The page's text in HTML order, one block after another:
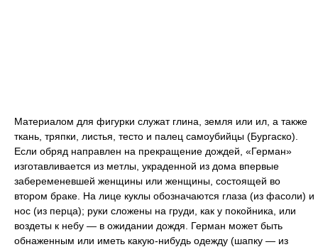
Материалом для фигурки служат глина, земля или ил, а также
ткань, тряпки, листья, тесто и палец самоубийцы (Бургаско).
Если обряд направлен на прекращение дождей, «Герман»
изготавливается из метлы, украденной из дома впервые
забеременевшей женщины или женщины, состоящей во
втором браке. На лице куклы обозначаются глаза (из фасоли) и
нос (из перца); руки сложены на груди, как у покойника, или
воздеты к небу — в ожидании дождя. Герман может быть
обнаженным или иметь какую-нибудь одежду (шапку — из